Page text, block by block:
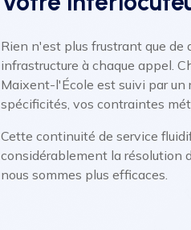
Rien n'est plus frustrant que de
infrastructure à chaque appel.
Maixent-l'École est suivi par
spécificités, vos contraintes
Cette continuité de service
considérablement la résolution
nous sommes plus efficaces.